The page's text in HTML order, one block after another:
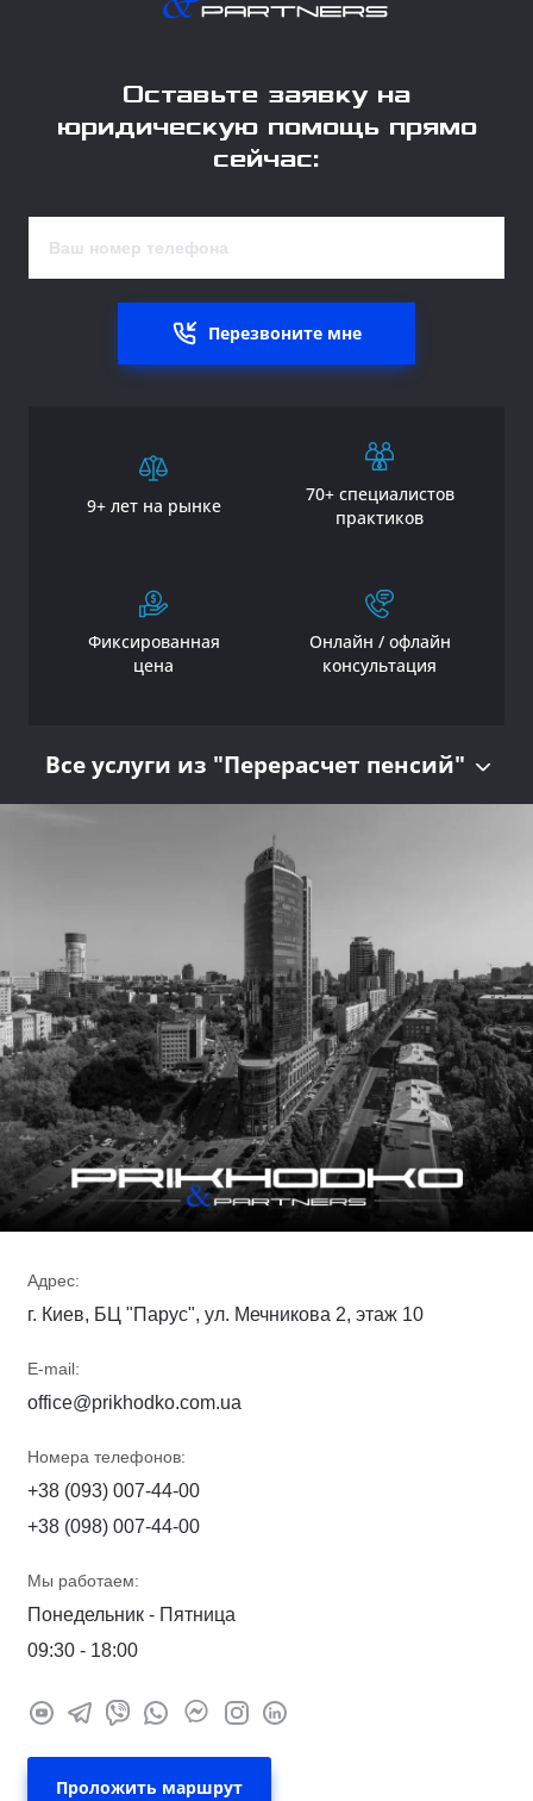
Оставьте заявку на
юридическую помощь прямо
сейчас:
Перезвоните мне
9+ лет на рынке
70+ специалистов
практиков
Фиксированная
цена
Онлайн / офлайн
консультация
Все услуги из "Перерасчет пенсий"
Адрес:
г. Киев, БЦ "Парус", ул. Мечникова 2, этаж 10
E-mail:
office@prikhodko.com.ua
Номера телефонов:
+38 (093) 007-44-00
+38 (098) 007-44-00
Мы работаем:
Понедельник - Пятница
09:30 - 18:00
Проложить маршрут